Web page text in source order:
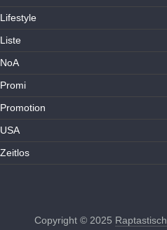
Lifestyle
Liste
NoA
Promi
Promotion
USA
Zeitlos
Copyright © 2025 Raptastisch